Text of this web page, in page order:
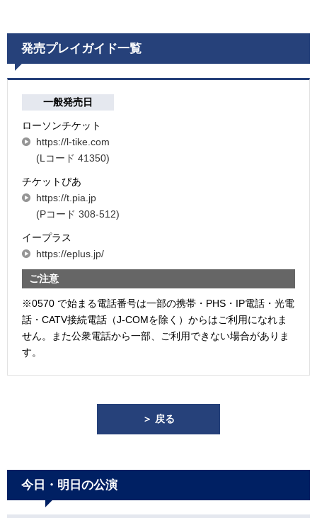
発売プレイガイド一覧
一般発売日
ローソンチケット
https://l-tike.com
(Lコード 41350)
チケットぴあ
https://t.pia.jp
(Pコード 308-512)
イープラス
https://eplus.jp/
ご注意
※0570 で始まる電話番号は一部の携帯・PHS・IP電話・光電
話・CATV接続電話（J-COMを除く）からはご利用になれま
せん。また公衆電話から一部、ご利用できない場合がありま
す。
＞ 戻る
今日・明日の公演